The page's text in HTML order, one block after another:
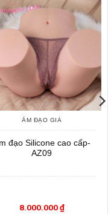
ÂM ĐẠO GIẢ
đạo Silicone cao cấp-
AZ09
8.000.000₫